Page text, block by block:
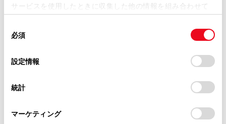
サービスを使用したときに収集した他の情報を組み合わせて
使用することがあります。当ウェブサイトの使用を続行する
デバイスにすべてのCookie(クッキー)が保存されることに同
意したことになります。Cookie(クッキー)のオプトアウト、
設定の変更、同意を撤回したりするにあたっては、当社の
「Cookie（クッキー）情報の取り扱いについて
」をご覧くだ
必須
設定情報
統計
マーケティング